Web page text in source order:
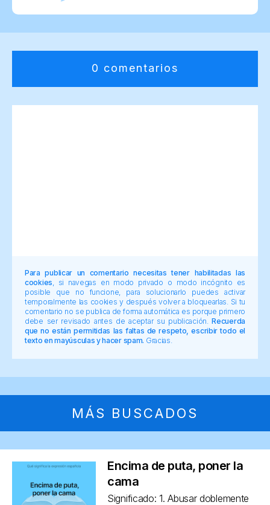
0 comentarios
Para publicar un comentario necesitas tener habilitadas las
cookies , si navegas en modo privado o modo incógnito es
posible que no funcione, para solucionarlo puedes activar
temporalmente las cookies y después volver a bloquearlas. Si tu
comentario no se publica de forma automática es porque primero
debe ser revisado antes de aceptar su publicación.Recuerda
que no están permitidas las faltas de respeto, escribir todo el
texto en mayúsculas y hacer spam. Gracias.
MÁS BUSCADOS
Encima de puta, poner la
cama
Significado: 1. Abusar doblemente